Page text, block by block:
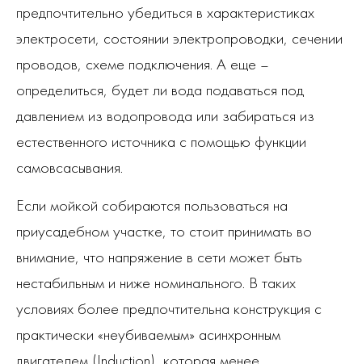
предпочтительно убедиться в характеристиках
электросети, состоянии электропроводки, сечении
проводов, схеме подключения. А еще –
определиться, будет ли вода подаваться под
давлением из водопровода или забираться из
естественного источника с помощью функции
самовсасывания.
Если мойкой собираются пользоваться на
приусадебном участке, то стоит принимать во
внимание, что напряжение в сети может быть
нестабильным и ниже номинального. В таких
условиях более предпочтительна конструкция с
практически «неубиваемым» асинхронным
двигателем (Induction), которая менее